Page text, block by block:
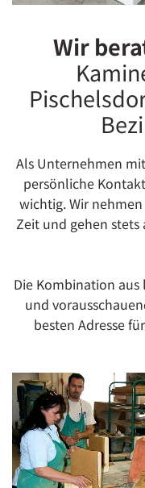
Wir
Als Unternehmen
persönliche
wichtig. Wir
Zeit und gehen
Die Kombination
und
besten Adresse